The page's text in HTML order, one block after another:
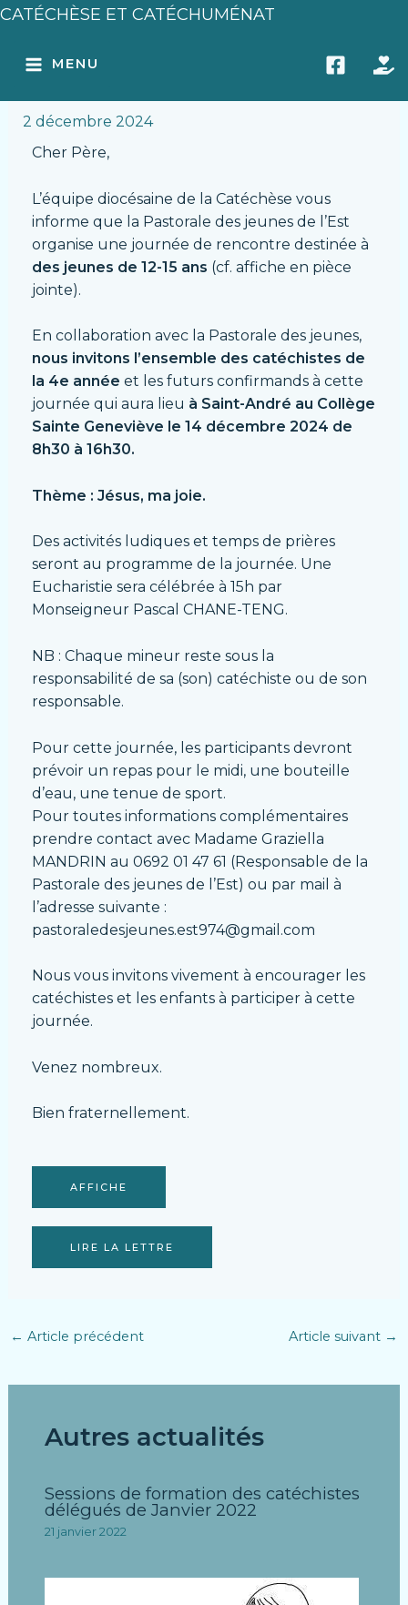
Aller
contenu
CATÉCHÈSE ET CATÉCHUMÉNAT
MENU
Rassemblement de la
2 décembre 2024
Cher Père,
L’équipe diocésaine de la Catéchèse vous
informe que la Pastorale des jeunes de l’Est
organise une journée de rencontre destinée à
des jeunes de 12-15 ans (cf. affiche en pièce
jointe).
En collaboration avec la Pastorale des jeunes,
nous invitons l’ensemble des catéchistes de
la 4e année et les futurs confirmands à cette
journée qui aura lieu à Saint-André au Collège
Sainte Geneviève le 14 décembre 2024 de
8h30 à 16h30.
Thème : Jésus, ma joie.
Des activités ludiques et temps de prières
seront au programme de la journée. Une
Eucharistie sera célébrée à 15h par
Monseigneur Pascal CHANE-TENG.
NB : Chaque mineur reste sous la
responsabilité de sa (son) catéchiste ou de son
responsable.
Pour cette journée, les participants devront
prévoir un repas pour le midi, une bouteille
d’eau, une tenue de sport.
Pour toutes informations complémentaires
prendre contact avec Madame Graziella
MANDRIN au 0692 01 47 61 (Responsable de la
Pastorale des jeunes de l’Est) ou par mail à
l’adresse suivante :
pastoraledesjeunes.est974@gmail.com
Nous vous invitons vivement à encourager les
catéchistes et les enfants à participer à cette
journée.
Venez nombreux.
Bien fraternellement.
AFFICHE
LIRE LA LETTRE
Navigation
articles
← Article précédent Article suivant →
Autres actualités
Sessions de formation des catéchistes
délégués de Janvier 2022
21 janvier 2022